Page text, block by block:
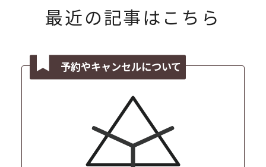
最近の記事はこちら
予約やキャンセルについて